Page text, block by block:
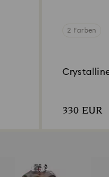
2 Farben
330 EUR